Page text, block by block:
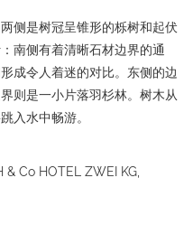
侧是树冠呈锥形的栎树和起伏
南侧有着清晰石材边界的通
成令人着迷的对比。东侧的边
则是一小片落羽杉林。树木从
入水中畅游。
Co HOTEL ZWEI KG,